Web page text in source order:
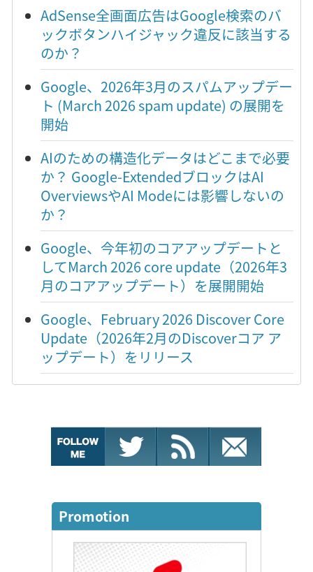
AdSense全画面広告はGoogle検索のバ
ックボタンハイジャック違反に該当する
のか？
Google、2026年3月のスパムアップデー
ト (March 2026 spam update) の展開を
開始
AIのための構造化データはどこまで必要
か？ Google-ExtendedブロックはAI
OverviewsやAI Modeには影響しないの
か？
Google、今年初のコアアップデートと
してMarch 2026 core update（2026年3
月のコアアップデート）を展開開始
Google、February 2026 Discover Core
Update（2026年2月のDiscoverコア ア
ップデート）をリリース
Promotion